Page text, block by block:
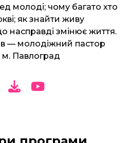
молоді; чому багато хто
як знайти живу
насправді змінює життя.
— молодіжний пастор
м. Павлоград